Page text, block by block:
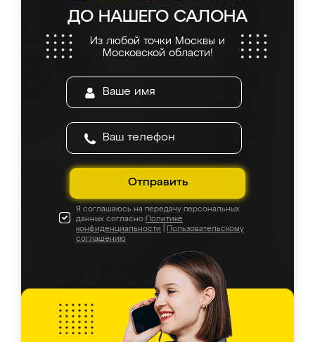
ДО НАШЕГО САЛОНА
Из любой точки Москвы и
Московской области!
Отправить
Я соглашаюсь на передачу персональных
данных согласно Политике
конфиденциальности
Пользовательскому
соглашению